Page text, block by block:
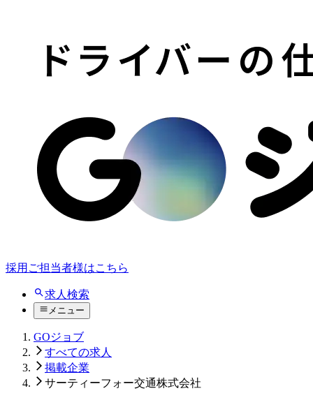
採用ご担当者様はこちら
求人検索
メニュー
GOジョブ
すべての求人
掲載企業
サーティーフォー交通株式会社